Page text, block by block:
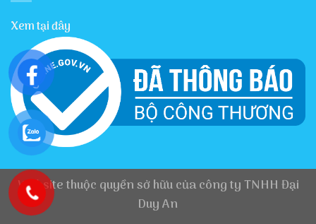
Xem tại đây
Website thuộc quyền sở hữu của công ty TNHH Đại
Duy An